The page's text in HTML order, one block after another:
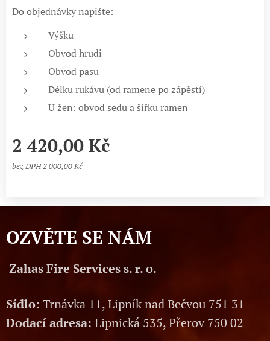
Do objednávky napište:
Výšku
Obvod hrudi
Obvod pasu
Délku rukávu (od ramene po zápěstí)
U žen: obvod sedu a šířku ramen
2 420,00 Kč
bez DPH 2 000,00 Kč
OZVĚTE SE NÁM
Zahas Fire Services s. r. o.
Sídlo: Trnávka 11, Lipník nad Bečvou 751 31
Dodací adresa: Lipnická 535, Přerov 750 02